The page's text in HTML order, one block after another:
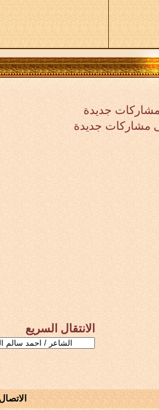
جديدة
مشاركات جديدة
الانتقال السريع